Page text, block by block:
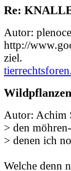
Re:
Autor:
http://
ziel.
Wildpflanzen
Autor: Achim
> den
> denen ich
Welche denn